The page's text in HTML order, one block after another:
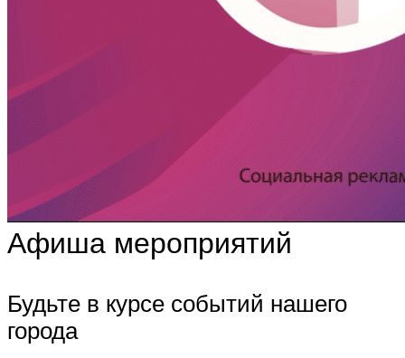
Афиша мероприятий
Будьте в курсе событий нашего
города